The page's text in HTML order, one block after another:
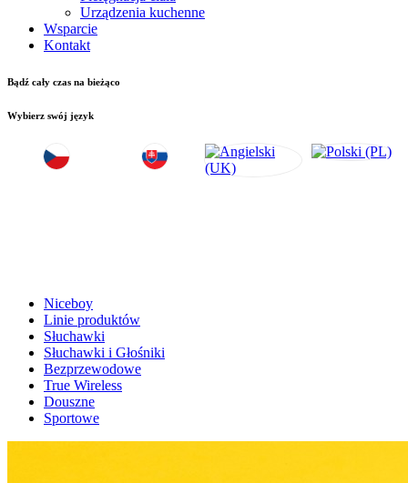
Urządzenia kuchenne
Wsparcie
Kontakt
Bądź cały czas na bieżąco
Wybierz swój język
Niceboy
Linie produktów
Słuchawki
Słuchawki i Głośniki
Bezprzewodowe
True Wireless
Douszne
Sportowe